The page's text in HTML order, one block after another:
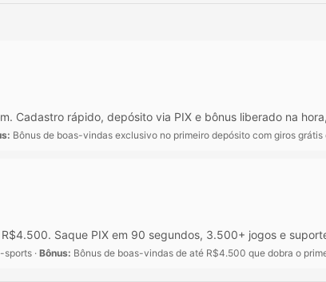
Cadastro rápido, depósito via PIX e bônus liberado na
Bônus de boas-vindas exclusivo no primeiro depósito com giros
Saque PIX em 90 segundos, 3.500+ jogos e
· Bônus: Bônus de boas-vindas de até R$4.500 que dobra o